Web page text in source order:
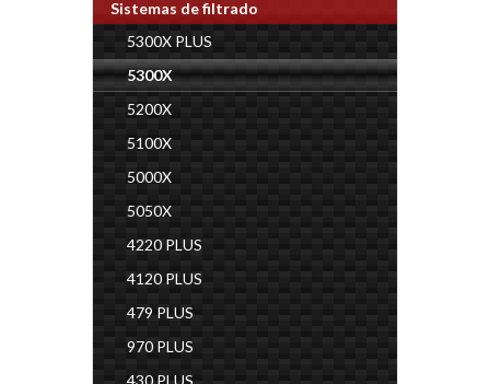
Sistemas de filtrado
5300X PLUS
5300X
5200X
5100X
5000X
5050X
4220 PLUS
4120 PLUS
479 PLUS
970 PLUS
430 PLUS